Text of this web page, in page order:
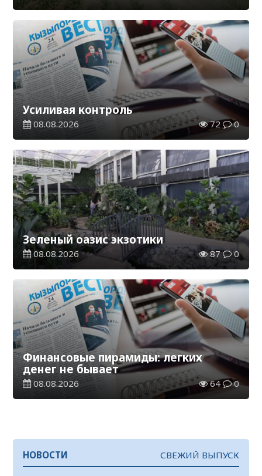
Усиливая контроль
08.08.2026 72 0
Зеленый оазис экзотики
08.08.2026 87 0
Финансовые пирамиды: легких
денег не бывает
08.08.2026 64 0
НОВОСТИ СВЕЖИЙ ВЫПУСК